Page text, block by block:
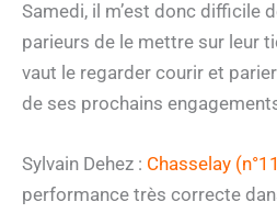
Samedi, il m’est donc difficile
parieurs de le mettre sur leur
vaut le regarder courir et
de ses prochains
Sylvain Dehez : Chasselay
performance très correcte